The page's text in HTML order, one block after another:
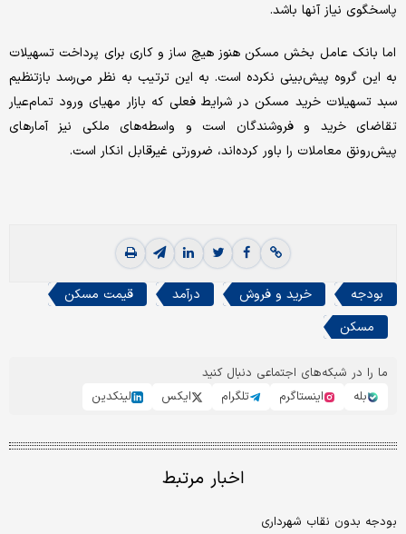
پاسخگوی نیاز آنها باشد.
اما بانک عامل بخش مسکن هنوز هیچ ساز و کاری برای پرداخت تسهیلات
به این گروه پیش‌بینی نکرده است. به این ترتیب به نظر می‌رسد بازتنظیم
سبد تسهیلات خرید مسکن در شرایط فعلی که بازار مهیای ورود تمام‌عیار
تقاضای خرید و فروشندگان است و واسطه‌های ملکی نیز آمارهای
پیش‌رونق معاملات را باور کرده‌اند، ضرورتی غیرقابل انکار است.
بودجه خرید و فروش درآمد
قیمت مسکن
مسکن
ما را در شبکه‌های اجتماعی دنبال کنید
بله
اینستاگرم تلگرام ایکس لینکدین
اخبار مرتبط
بودجه بدون نقاب شهرداری